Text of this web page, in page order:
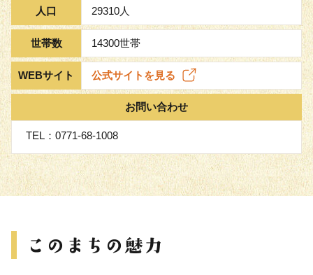
人口 29310人
世帯数 14300世帯
WEBサイト 公式サイトを見る
お問い合わせ
TEL：0771-68-1008